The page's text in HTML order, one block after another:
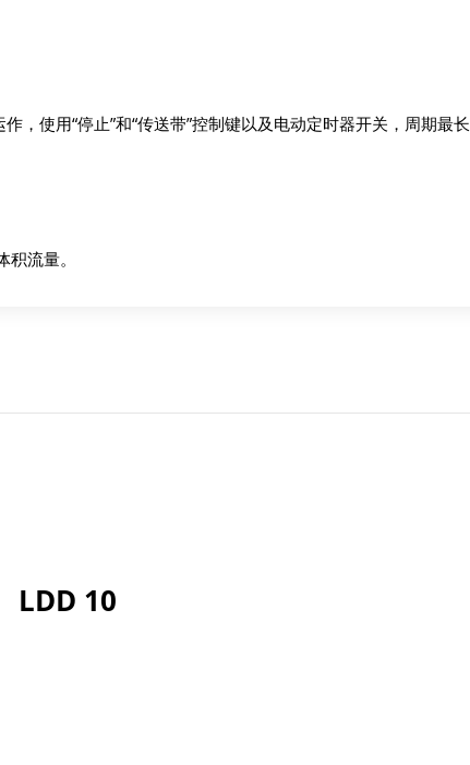
，使用“停止”和“传送带”控制键以及电动定时器开关，周期最长
流量。
LDD 10